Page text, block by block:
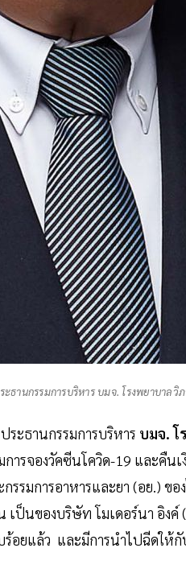
ธานกรรมการบริหาร บมจ. โรงพยาบาลวิ
ระธานกรรมการบริหาร บมจ. โ
ารจองวัคซีนโควิด-19 และคืน
รมการอาหารและยา (อย.) ขอ
ป็นของบริษัท โมเดอร์นา อิงค์
ร้อยแล้ว และมีการนำไปฉีดให้